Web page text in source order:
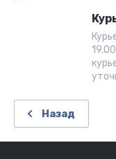
Назад